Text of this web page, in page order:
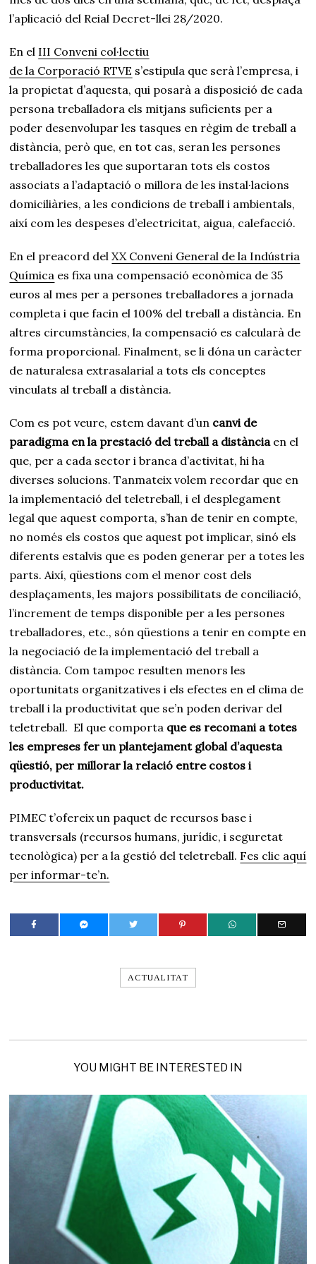
l’aplicació del Reial Decret-llei 28/2020.
En el III Conveni col·lectiu
de la Corporació RTVE s’estipula que serà l’empresa, i
la propietat d’aquesta, qui posarà a disposició de cada
persona treballadora els mitjans suficients per a
poder desenvolupar les tasques en règim de treball a
distància, però que, en tot cas, seran les persones
treballadores les que suportaran tots els costos
associats a l’adaptació o millora de les instal·lacions
domiciliàries, a les condicions de treball i ambientals,
així com les despeses d’electricitat, aigua, calefacció.
En el preacord delXX Conveni General de la Indústria
Química es fixa una compensació econòmica de 35
euros al mes per a persones treballadores a jornada
completa i que facin el 100% del treball a distància. En
altres circumstàncies, la compensació es calcularà de
forma proporcional. Finalment, se li dóna un caràcter
de naturalesa extrasalarial a tots els conceptes
vinculats al treball a distància.
Com es pot veure, estem davant d’un canvi de
paradigma en la prestació del treball a distànciaen el
que, per a cada sector i branca d’activitat, hi ha
diverses solucions. Tanmateix volem recordar que en
la implementació del teletreball, i el desplegament
legal que aquest comporta, s’han de tenir en compte,
no només els costos que aquest pot implicar, sinó els
diferents estalvis que es poden generar per a totes les
parts. Així, qüestions com el menor cost dels
desplaçaments, les majors possibilitats de conciliació,
l’increment de temps disponible per a les persones
treballadores, etc., són qüestions a tenir en compte en
la negociació de la implementació del treball a
distància. Com tampoc resulten menors les
oportunitats organitzatives i els efectes en el clima de
treball i la productivitat que se’n poden derivar del
teletreball. El que comporta que es recomani a totes
les empreses fer un plantejament global d’aquesta
qüestió, per millorar la relació entre costos i
productivitat.
PIMEC t’ofereix un paquet de recursos base i
transversals (recursos humans, jurídic, i seguretat
tecnològica) per a la gestió del teletreball. Fes clic aquí
per informar-te’n.
ACTUALITAT
YOU MIGHT BE INTERESTED IN